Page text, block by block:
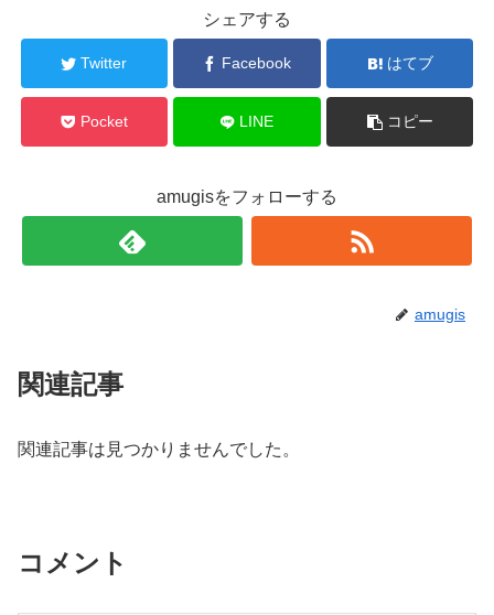
シェアする
Twitter Facebook はてブ
Pocket LINE コピー
amugisをフォローする
amugis
関連記事
関連記事は見つかりませんでした。
コメント